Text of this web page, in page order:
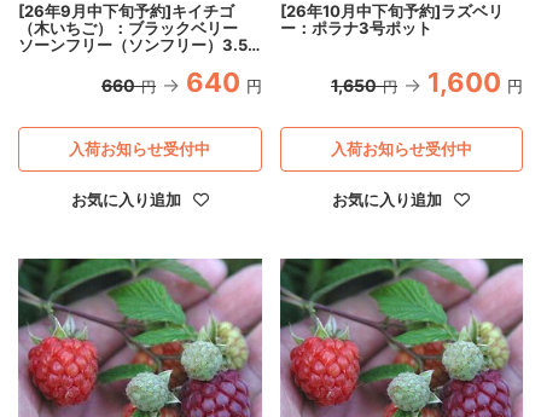
[26年9月中下旬予約]キイチゴ
（木いちご）：ブラックベリー
ソーンフリー（ソンフリー）3.5
660 円 640 円
お気に入り追加
入荷お知らせ受付中
[26年10月中下旬予約]ラズベリ
ー：ポラナ3号ポット
1,650 円 1,600 円
お気に入り追加
入荷お知らせ受付中